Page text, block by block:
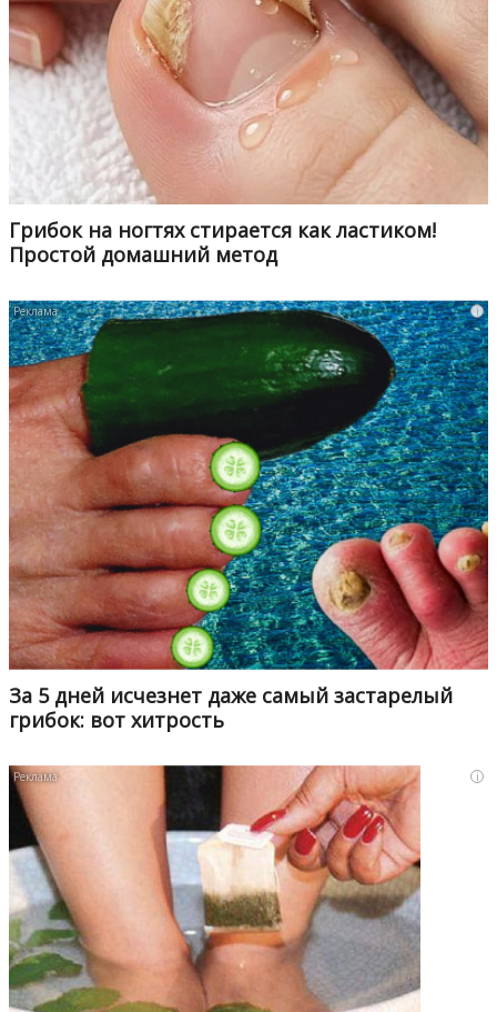
Грибок на ногтях стирается как ластиком!
Простой домашний метод
i
За 5 дней исчезнет даже самый застарелый
грибок: вот хитрость
i